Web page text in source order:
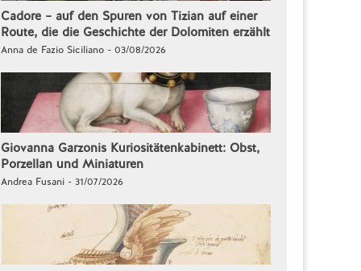
Cadore – auf den Spuren von Tizian auf einer
Route, die die Geschichte der Dolomiten erzählt
Anna de Fazio Siciliano - 03/08/2026
Giovanna Garzonis Kuriositätenkabinett: Obst,
Porzellan und Miniaturen
Andrea Fusani - 31/07/2026